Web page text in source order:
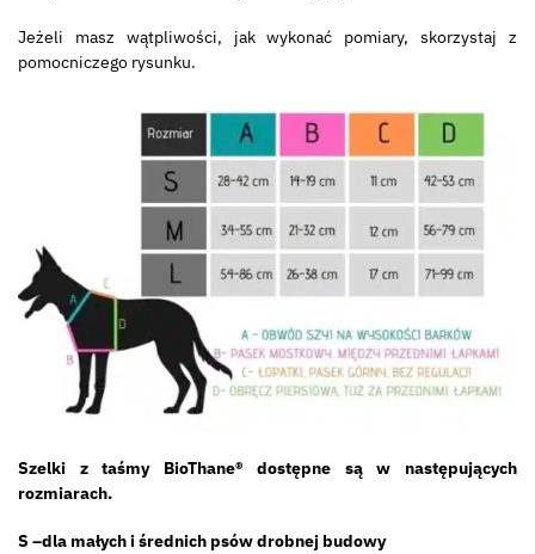
Jeżeli masz wątpliwości, jak wykonać pomiary, skorzystaj z
pomocniczego rysunku.
Szelki z taśmy BioThane® dostępne są w następujących
rozmiarach.
S –dla małych i średnich psów drobnej budowy